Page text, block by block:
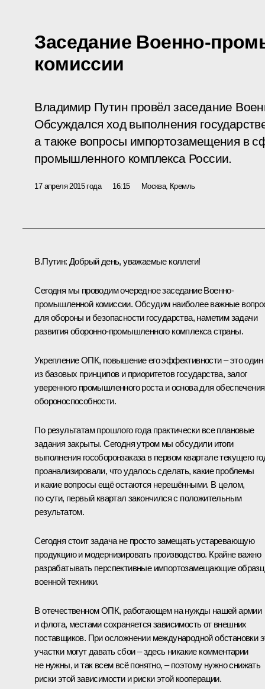
Заседание Военно-
комиссии
Владимир Путин провёл заседание
Обсуждался ход выполнения
а также вопросы импортозамещения в
промышленного комплекса России.
17 апреля 2015 года 16:15 Москва, Кремль
В.Путин: Добрый день, уважаемые коллеги!
Сегодня мы проводим очередное заседание Военно-
промышленной комиссии. Обсудим наиболее важные
для обороны и безопасности государства, наметим задачи
развития оборонно-промышленного комплекса страны.
Укрепление ОПК, повышение его эффективности – это один
из базовых принципов и приоритетов государства, залог
уверенного промышленного роста и основа для обеспечения
обороноспособности.
По результатам прошлого года практически все плановые
задания закрыты. Сегодня утром мы обсудили итоги
выполнения гособоронзаказа в первом квартале текущего
проанализировали, что удалось сделать, какие проблемы
и какие вопросы ещё остаются нерешёнными. В целом,
по сути, первый квартал закончился с положительным
результатом.
Сегодня стоит задача не просто замещать устаревающую
продукцию и модернизировать производство. Крайне важно
разрабатывать перспективные импортозамещающие
военной техники.
В отечественном ОПК, работающем на нужды нашей армии
и флота, местами сохраняется зависимость от внешних
поставщиков. При осложнении международной обстановки
участки могут давать сбои – здесь никакие комментарии
не нужны, и так всем всё понятно, – поэтому нужно снижать
риски этой зависимости и риски этой кооперации.